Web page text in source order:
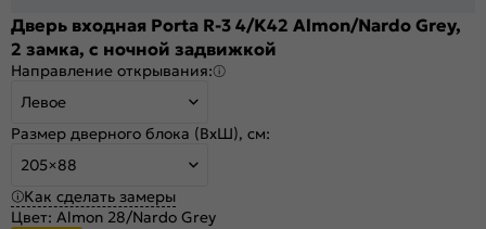
Дверь входная Porta R-3 4/K42 Almon/Nardo Grey,
2 замка, с ночной задвижкой
Направление открывания:
Левое
Размер дверного блока (ВхШ), см:
205×88
Как сделать замеры
Цвет: Almon 28/Nardo Grey